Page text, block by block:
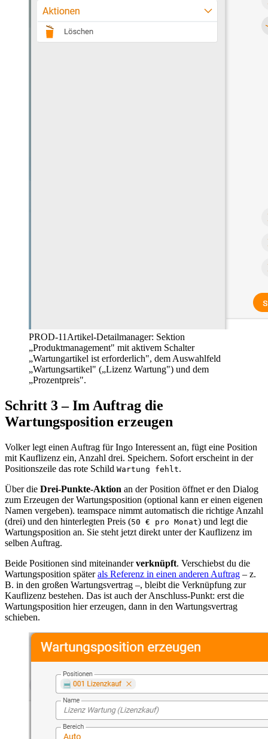
PROD-11 Artikel-Detailmanager: Sektion
„Produktmanagement" mit aktivem Schalter
„Wartungartikel ist erforderlich", dem Auswahlfeld
„Wartungsartikel" („Lizenz Wartung") und dem
„Prozentpreis".
Schritt 3 – Im Auftrag die
Wartungsposition erzeugen
Volker legt einen Auftrag für Ingo Interessent an, fügt eine Position
mit Kauflizenz ein, Anzahl drei. Speichern. Sofort erscheint in der
Positionszeile das rote Schild Wartung fehlt.
Über die Drei-Punkte-Aktion an der Position öffnet er den Dialog
zum Erzeugen der Wartungsposition (optional kann er einen eigenen
Namen vergeben). teamspace nimmt automatisch die richtige Anzahl
(drei) und den hinterlegten Preis (50 € pro Monat) und legt die
Wartungsposition an. Sie steht jetzt direkt unter der Kauflizenz im
selben Auftrag.
Beide Positionen sind miteinanderverknüpft. Verschiebst du die
Wartungsposition späterals Referenz in einen anderen Auftrag – z.
B. in den großen Wartungsvertrag –, bleibt die Verknüpfung zur
Kauflizenz bestehen. Das ist auch der Anschluss-Punkt: erst die
Wartungsposition hier erzeugen, dann in den Wartungsvertrag
schieben.